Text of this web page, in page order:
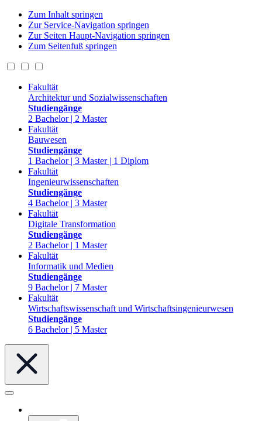
Zum Inhalt springen
Zur Service-Navigation springen
Zur Seiten Haupt-Navigation springen
Zum Seitenfuß springen
Fakultät
Architektur und Sozialwissenschaften
Studiengänge
2 Bachelor | 2 Master
Fakultät
Bauwesen
Studiengänge
1 Bachelor | 3 Master | 1 Diplom
Fakultät
Ingenieurwissenschaften
Studiengänge
4 Bachelor | 3 Master
Fakultät
Digitale Transformation
Studiengänge
2 Bachelor | 1 Master
Fakultät
Informatik und Medien
Studiengänge
9 Bachelor | 7 Master
Fakultät
Wirtschaftswissenschaft und Wirtschaftsingenieurwesen
Studiengänge
6 Bachelor | 5 Master